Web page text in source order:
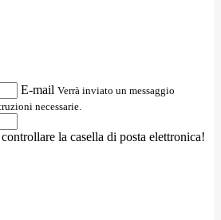
E-mail Verrà inviato un messaggio
necessarie.
la casella di posta elettronica!